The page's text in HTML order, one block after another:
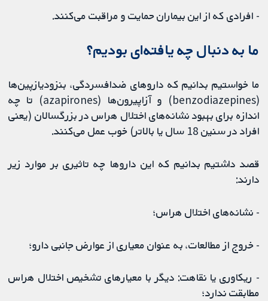
- افرادی که از این بیماران حمایت و مراقبت می‌کنند.
ما به دنبال چه یافته‌ای بودیم؟
ما خواستیم بدانیم که داروهای ضدافسردگی، بنزودیازپین‌ها
(benzodiazepines) و آزاپیرون‌ها (azapirones) تا چه
اندازه برای بهبود نشانه‌های اختلال هراس در بزرگسالان (یعنی
افراد در سنین 18 سال یا بالاتر) خوب عمل می‌کنند.
قصد داشتیم بدانیم که این داروها چه تاثیری بر موارد زیر
دارند:
- نشانه‌های اختلال هراس؛
- خروج از مطالعات، به‌ عنوان معیاری از عوارض جانبی دارو؛
- ریکاوری یا نقاهت: دیگر با معیارهای تشخیص اختلال هراس
مطابقت ندارد؛